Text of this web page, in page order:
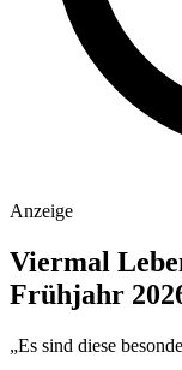
Anzeige
Viermal
Frühjahr
„Es sind diese